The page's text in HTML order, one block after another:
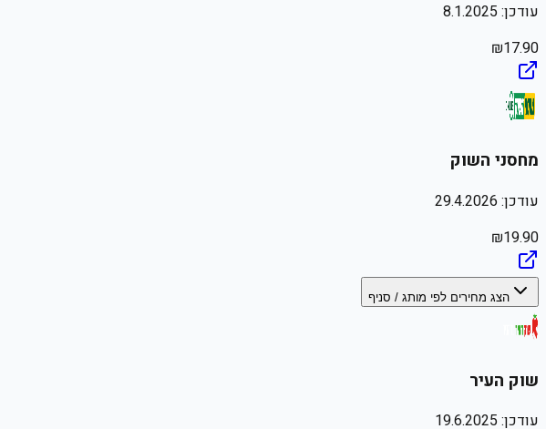
עודכן: 8.1.2025
₪17.90
מחסני השוק
עודכן: 29.4.2026
₪19.90
הצג מחירים לפי מותג / סניף
שוק העיר
עודכן: 19.6.2025